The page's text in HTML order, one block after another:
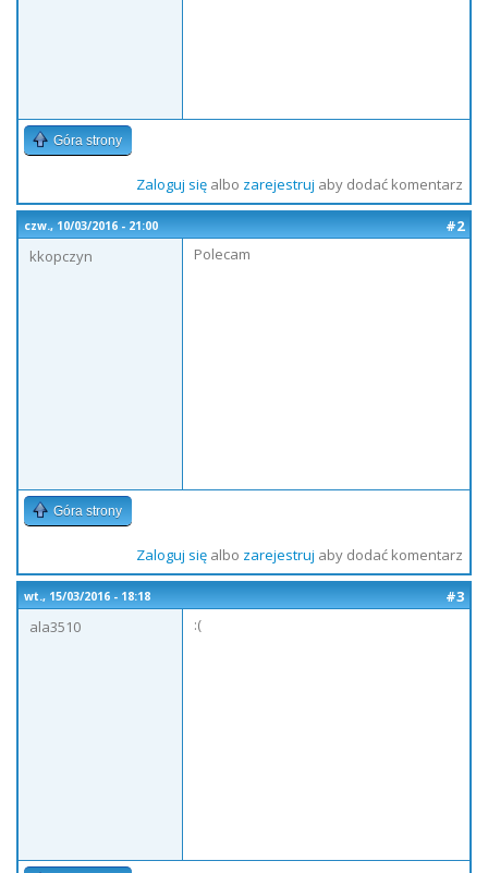
Góra strony
Zaloguj sięalbo zarejestruj aby dodać komentarz
czw., 10/03/2016 - 21:00
#2
kkopczyn
Polecam
Góra strony
Zaloguj sięalbo zarejestruj aby dodać komentarz
wt., 15/03/2016 - 18:18
#3
ala3510
:(